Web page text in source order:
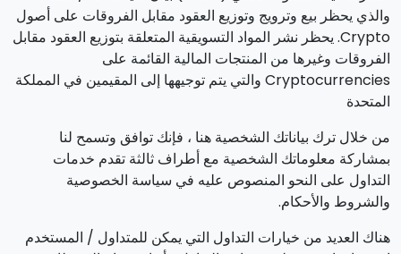
والذي يحظر بيع وترويج وتوزيع العقود مقابل الفروقات على أصول
Crypto. يحظر نشر المواد التسويقية المتعلقة بتوزيع العقود مقابل
الفروقات وغيرها من المنتجات المالية القائمة على
Cryptocurrencies والتي يتم توجيهها إلى المقيمين في المملكة
المتحدة
من خلال ترك بياناتك الشخصية هنا ، فإنك توافق وتسمح لنا
بمشاركة معلوماتك الشخصية مع أطراف ثالثة تقدم خدمات
التداول على النحو المنصوص عليه في سياسة الخصوصية
والشروط والأحكام.
هناك العديد من خيارات التداول التي يمكن للمتداول / المستخدم